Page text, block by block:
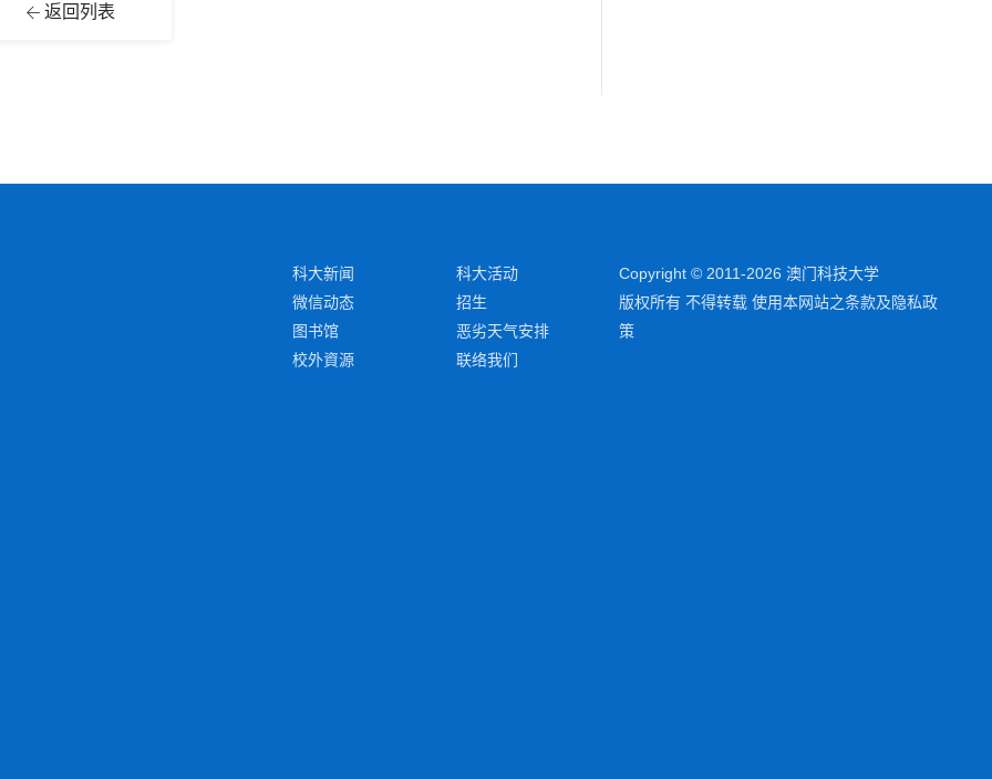
返回列表
科大新闻
科大活动
微信动态
招生
图书馆
恶劣天气安排
校外資源
联络我们
Copyright © 2011-2026 澳门科技大学
版权所有 不得转载 使用本网站之条款及隐私政
策